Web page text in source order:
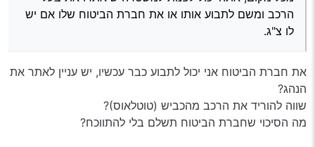
הרכב ומשם לתבוע אותו או את חברת הביטוח שלו אם יש
לו צ"ג.
את חברת הביטוח אני יכול לתבוע כבר עכשיו, יש עניין לאתר את
הנהג?
שווה להוריד את הרכב מהכביש (טוטלאוס)?
מה הסיכוי שחברת הביטוח תשלם בלי להתווכח?